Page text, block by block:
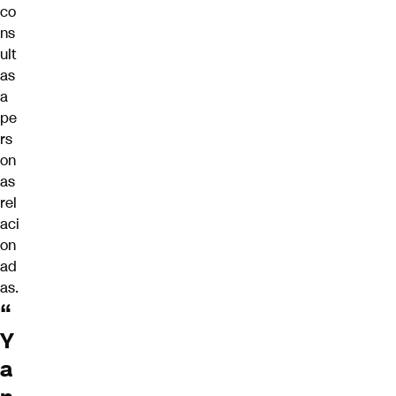
co
ns
ult
as
a
pe
rs
on
as
rel
aci
on
ad
as.
“
Y
a